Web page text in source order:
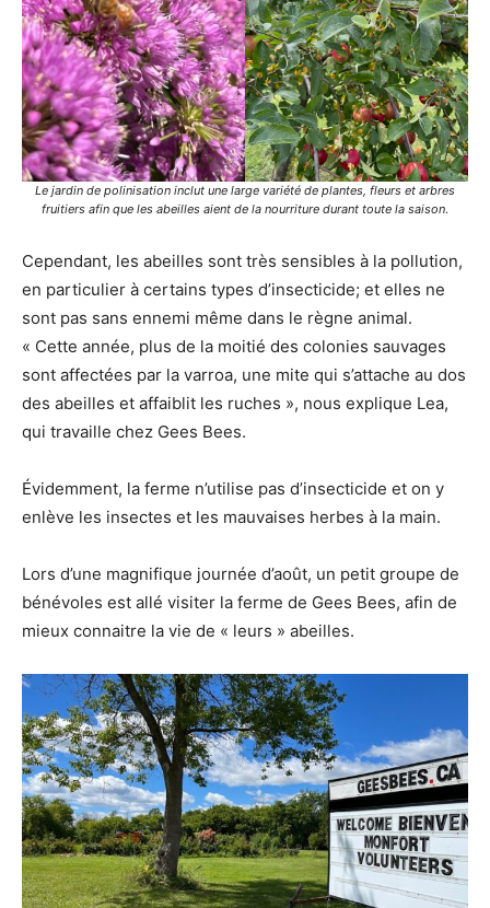
Le jardin de polinisation inclut une large variété de plantes, fleurs et arbres
fruitiers afin que les abeilles aient de la nourriture durant toute la saison.
Cependant, les abeilles sont très sensibles à la pollution,
en particulier à certains types d’insecticide; et elles ne
sont pas sans ennemi même dans le règne animal.
« Cette année, plus de la moitié des colonies sauvages
sont affectées par la varroa, une mite qui s’attache au dos
des abeilles et affaiblit les ruches », nous explique Lea,
qui travaille chez Gees Bees.
Évidemment, la ferme n’utilise pas d’insecticide et on y
enlève les insectes et les mauvaises herbes à la main.
Lors d’une magnifique journée d’août, un petit groupe de
bénévoles est allé visiter la ferme de Gees Bees, afin de
mieux connaitre la vie de « leurs » abeilles.